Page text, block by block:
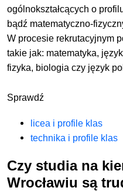
ogólnokształcących o
bądź matematyczno-
W procesie rekrutacyjnym
takie jak: matematyka,
fizyka, biologia czy język
Sprawdź
licea i profile klas
technika i profile klas
Czy studia na
Wrocławiu są